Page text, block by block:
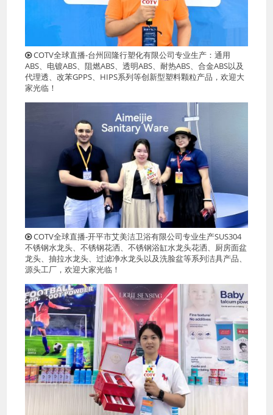
COTV全球直播-台州回隆行塑化有限公司专业生产：通用
ABS、电镀ABS、阻燃ABS、透明ABS、耐热ABS、合金ABS以及
代理透、改苯GPPS、HIPS系列等创新型塑料颗粒产品，欢迎大
家光临！
COTV全球直播-开平市艾美洁卫浴有限公司专业生产SUS304
不锈钢水龙头、不锈钢花洒、不锈钢浴缸水龙头花洒、厨房面盆
龙头、抽拉水龙头、过滤净水龙头以及洗脸盆等系列洁具产品、
源头工厂，欢迎大家光临！